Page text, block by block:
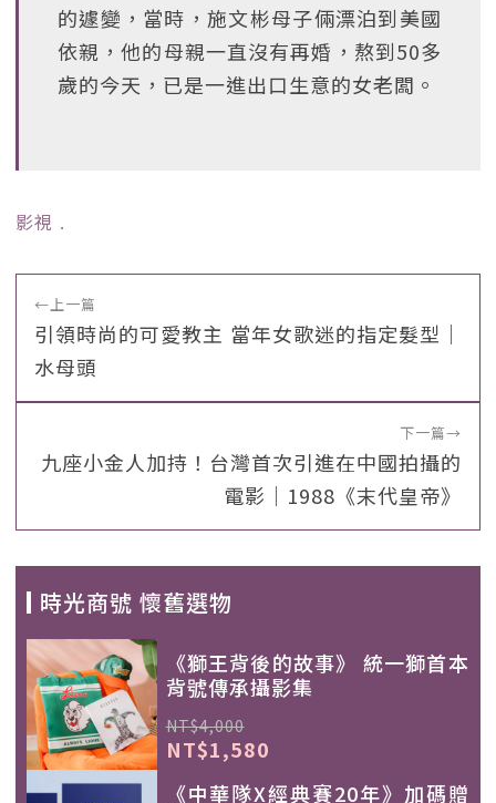
的遽變，當時，施文彬母子倆漂泊到美國
依親，他的母親一直沒有再婚，熬到50多
歲的今天，已是一進出口生意的女老闆。
影視 ﹒
←上一篇
引領時尚的可愛教主 當年女歌迷的指定髮型｜
水母頭
下一篇→
九座小金人加持！台灣首次引進在中國拍攝的
電影｜1988《末代皇帝》
時光商號 懷舊選物
《獅王背後的故事》 統一獅首本
背號傳承攝影集
NT$4,000
NT$1,580
《中華隊X經典賽20年》加碼贈